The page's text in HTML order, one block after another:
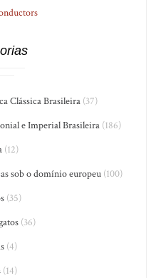
Clássica Brasileira (37)
e Imperial Brasileira (186)
(12)
sob o domínio europeu(100)
(35)
(36)
(4)
(14)